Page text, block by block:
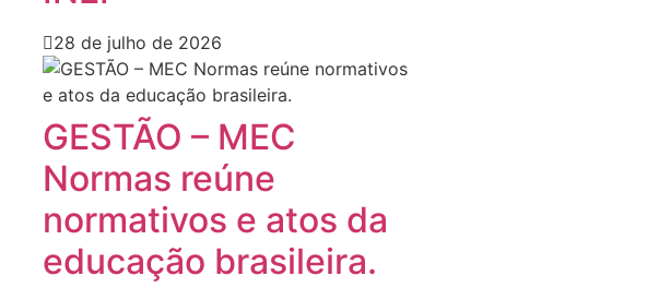
28 de julho de 2026
GESTÃO – MEC
Normas reúne
normativos e atos da
educação brasileira.